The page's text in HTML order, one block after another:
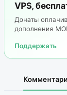
VPS,
Донаты
дополнения
Поддержать